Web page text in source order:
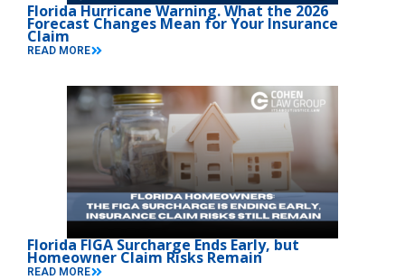
Florida Hurricane Warning. What the 2026
Forecast Changes Mean for Your Insurance
Claim
READ MORE
Florida FIGA Surcharge Ends Early, but
Homeowner Claim Risks Remain
READ MORE